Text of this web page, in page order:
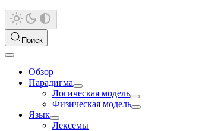
Поиск
Обзор
Парадигма
Логическая модель
Физическая модель
Язык
Лексемы